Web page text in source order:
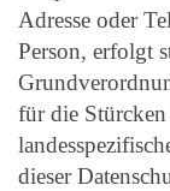
Adresse oder
Person, erfolgt
für die
dieser